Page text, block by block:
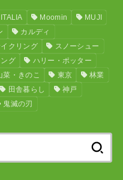
ITALIA Moomin
MUJI
カルディ
クリング
スノーシュー
グ
ハリー・ポッター
菜・きのこ 東京
林業
田舎暮らし
神戸
鬼滅の刃